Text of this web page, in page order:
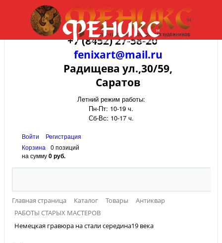
+7 (8452) 27-58-20
fenixart@mail.ru
Радищева ул.,30/59,
Саратов
Летний режим работы:
Пн-Пт: 10-19 ч.
Сб-Вс: 10-17 ч.
Войти
Регистрация
Корзина
0 позиций
на сумму0 руб.
Главная страница Каталог Товары
Антиквар
РАБОТЫ СТАРЫХ МАСТЕРОВ
Немецкая гравюра на стали середина19 века